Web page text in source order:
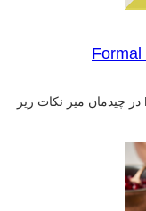
"چیدمان رسمی میز غذا" Formal Cover setting در چیدمان میز نکات زیر